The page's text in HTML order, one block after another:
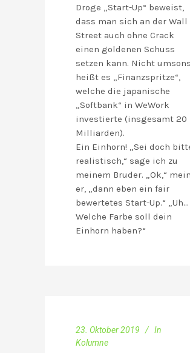
Droge „Start-Up“ beweist,
dass man sich an der Wall
Street auch ohne Crack
einen goldenen Schuss
setzen kann. Nicht
heißt es „Finanzspritze“,
welche die japanische
„Softbank“ in WeWork
investierte (insgesamt 20
Milliarden).
Ein Einhorn! „Sei doch
realistisch,“ sage ich zu
meinem Bruder. „Ok,“
er, „dann eben ein fair
bewertetes Start-Up.“ „Uh…
Welche Farbe soll dein
Einhorn haben?“
23. Oktober 2019
In
Kolumne